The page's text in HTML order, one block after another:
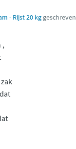
- Rijst 20 kg geschreven
,